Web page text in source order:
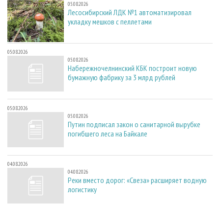
05.08.2026
Лесосибирский ЛДК №1 автоматизировал
укладку мешков с пеллетами
05.08.2026
05.08.2026
Набережночелнинский КБК построит новую
бумажную фабрику за 3 млрд рублей
05.08.2026
05.08.2026
Путин подписал закон о санитарной вырубке
погибшего леса на Байкале
04.08.2026
04.08.2026
Реки вместо дорог: «Свеза» расширяет водную
логистику